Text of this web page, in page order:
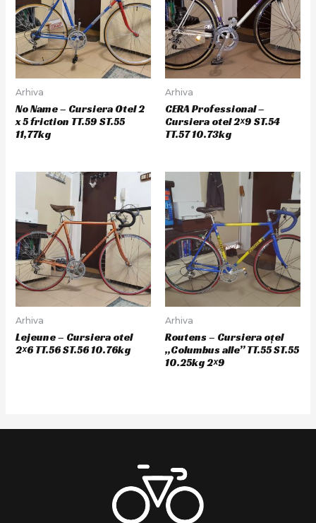
Arhiva
No Name – Cursiera Otel 2
x 5 friction TT.59 ST.55
11,77kg
Arhiva
CERA Professional –
Cursiera otel 2×9 ST.54
TT.57 10.73kg
Arhiva
Lejeune – Cursiera otel
2×6 TT.56 ST.56 10.76kg
Arhiva
Routens – Cursiera oțel
„Columbus alle” TT.55 ST.55
10.25kg 2×9